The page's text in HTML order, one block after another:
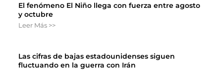
El fenómeno El Niño llega con fuerza entre agosto
y octubre
Leer Más >>
Las cifras de bajas estadounidenses siguen
fluctuando en la guerra con Irán